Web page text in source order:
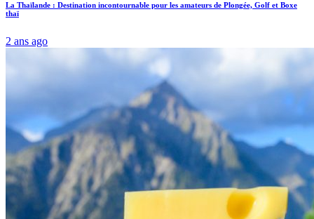
La Thaïlande : Destination incontournable pour les amateurs de Plongée, Golf et Boxe
thaï
2 ans ago